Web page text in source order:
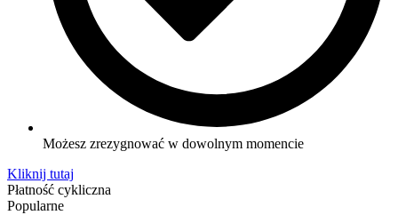
Możesz zrezygnować w dowolnym momencie
Kliknij tutaj
Płatność cykliczna
Popularne